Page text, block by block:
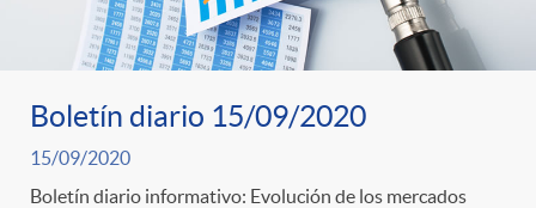
Boletín diario 15/09/2020
15/09/2020
Boletín diario informativo: Evolución de los mercados